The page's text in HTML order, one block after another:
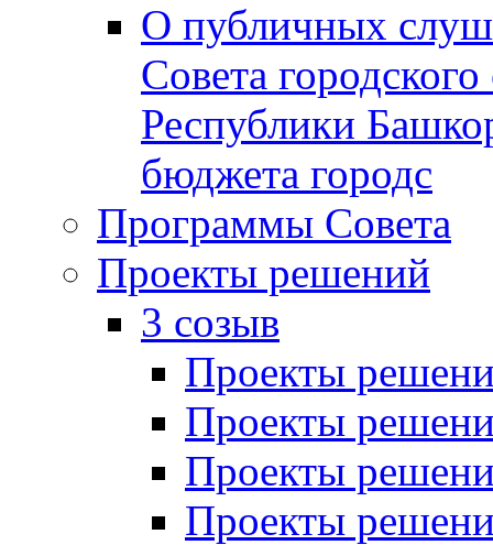
О публичных
Совета
Республики
бюджета городс
Программы Совета
Проекты решений
3 созыв
Проекты
Проекты
Проекты
Проекты